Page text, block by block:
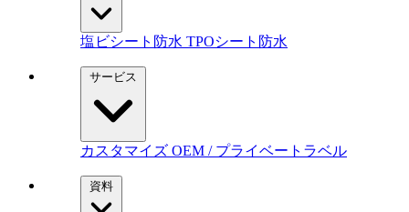
塩ビシート防水 TPOシート防水
サービス
カスタマイズ OEM / プライベートラベル
資料